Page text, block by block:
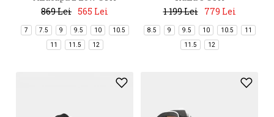
869 Lei 565 Lei
7 7.5 9 9.5 10 10.5
11 11.5 12
1 199 Lei
779 Lei
8.5 9 9.5 10 10.5 11
11.5 12